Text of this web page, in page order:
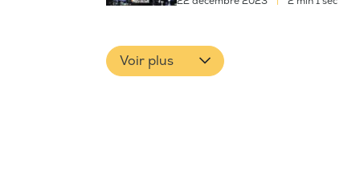
Voir plus